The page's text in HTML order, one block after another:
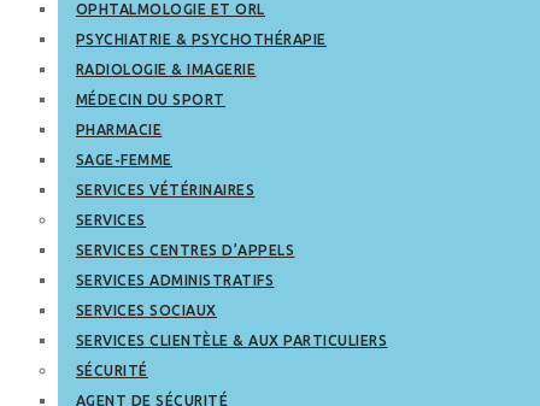
OPHTALMOLOGIE ET ORL
PSYCHIATRIE & PSYCHOTHÉRAPIE
RADIOLOGIE & IMAGERIE
MÉDECIN DU SPORT
PHARMACIE
SAGE-FEMME
SERVICES VÉTÉRINAIRES
SERVICES
SERVICES CENTRES D’APPELS
SERVICES ADMINISTRATIFS
SERVICES SOCIAUX
SERVICES CLIENTÈLE & AUX PARTICULIERS
SÉCURITÉ
AGENT DE SÉCURITÉ